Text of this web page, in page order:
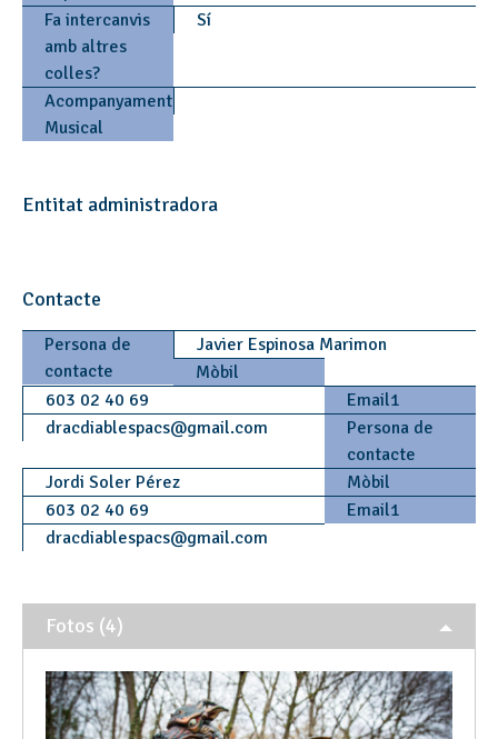
Fa intercanvis
amb altres
colles?
Sí
Acompanyament
Musical
Entitat administradora
Contacte
Persona de
contacte
Javier Espinosa Marimon
Mòbil
603 02 40 69
Email1
dracdiablespacs@gmail.com
Persona de
contacte
Jordi Soler Pérez
Mòbil
603 02 40 69
Email1
dracdiablespacs@gmail.com
Fotos (4)